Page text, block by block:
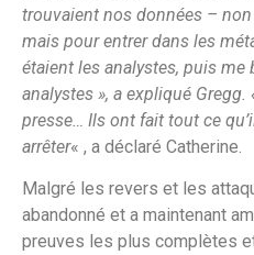
trouvaient nos données –
mais pour entrer dans les
étaient les analystes, puis
analystes », a expliqué
presse… Ils ont fait tout ce
arrêter« , a déclaré Catherine.
Malgré les revers et les
abandonné et a maintenant
preuves les plus complètes